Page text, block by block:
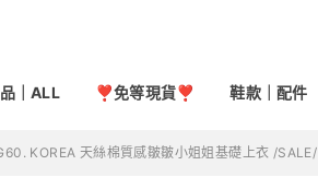
｜ALL ❣️免等現貨❣️ 鞋款｜配件
KOREA 天絲棉質感皺皺小姐姐基礎上衣 /SALE/